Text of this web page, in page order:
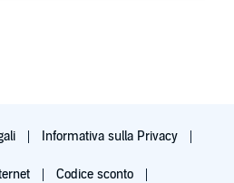
Informativa sulla Privacy
Codice sconto